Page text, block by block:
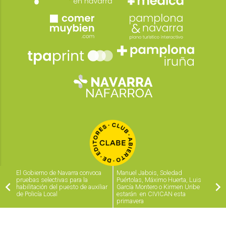
El Gobierno de Navarra convoca
pruebas selectivas para la
habilitación del puesto de auxiliar
de Policía Local
Manuel Jabois, Soledad
Puértolas, Máximo Huerta, Luis
García Montero o Kirmen Uribe
estarán en CIVICAN esta
primavera